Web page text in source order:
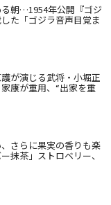
朝…1954年公開『ゴジ
た「ゴジラ音声目覚ま
が演じる武将・小堀正
康が重用、“出家を重
さらに果実の香りも楽
抹茶」ストロベリー、